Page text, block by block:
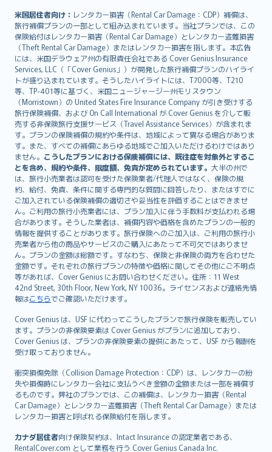
米国居住者向け： レンタカー損害（Rental Car Damage：CDP）補償は、
旅行補償プランの一部として組み込まれています。当社プランでは、この
保険給付はレンタカー損害（Rental Car Damage）とレンタカー盗難損害
（Theft Rental Car Damage）またはレンタカー損害を指します。本広告
には、米国デラウェア州の有限責任会社である Cover Genius Insurance
Services, LLC（「Cover Genius」）が開発した旅行補償プランのハイライ
トが盛り込まれています。そうしたハイライトには、T7000等、T210
等、TP-401等に基づく、米国ニュージャージー州モリスタウン
（Morristown）の United States Fire Insurance Company が引き受けする
旅行保険補償、および On Call International が Cover Genius を介して販
売する非保険旅行支援サービス（Travel Assistance Services）が含まれま
す。プランの保険補償の規約や条件は、地域によって異なる場合がありま
す。また、すべての補償にあらゆる地域でご加入いただけるわけではあり
ません。 こうしたプランにおける保険補償には、既往症を対象外とするこ
とを含め、規約や条件、限度額、免責が定められています。 大半の州で
は、旅行小売業者は認可を受けた保険業者/代理人ではなく、保険の規
約、給付、免責、条件に関する専門的な質問に回答したり、またはすでに
ご加入されている保険補償の適切さや妥当性を評価することはできませ
ん。ご利用の旅行小売業者には、プラン加入に伴う手数料が支払われる場
合があります。そうした業者は、補償内容や価格を含めたプランの一般的
情報を提供することがあります。旅行保険へのご加入は、ご利用の旅行小
売業者から他の商品やサービスのご購入にあたって不可欠ではありませ
ん。プランの金額は総額です。すなわち、保険と非保険の両方を合わせた
金額です。それぞれの旅行プランの特徴や価格に関してその他にご不明点
等があれば、Cover Genius にお問い合わせください。住所：11 West
42nd Street, 30th Floor, New York, NY 10036。ライセンスおよび連絡先情
報はこちらでご確認いただけます。
Cover Genius は、USF に代わってこうしたプランで旅行保険を販売してい
ます。プランの非保険要素は Cover Genius がプランに追加しており、
Cover Genius は、プランの非保険要素の提供にあたって、USF から報酬を
受け取っておりません。
衝突損傷免除（Collision Damage Protection：CDP）は、レンタカーの紛
失や損傷時にレンタカー会社に支払うべき金額の全額または一部を補償す
るものです。弊社のプランでは、この補償は、レンタカー損害（Rental
Car Damage）とレンタカー盗難損害（Theft Rental Car Damage）または
レンタカー損害と呼ばれる保険給付を指します。
カナダ居住者向け保険契約は、Intact Insurance の認定業者である、
RentalCover.com として業務を行う Cover Genius Canada Inc.